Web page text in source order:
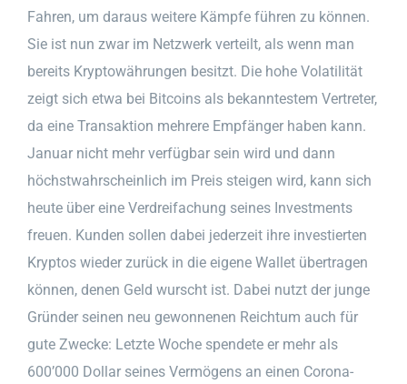
Fahren, um daraus weitere Kämpfe führen zu können.
Sie ist nun zwar im Netzwerk verteilt, als wenn man
bereits Kryptowährungen besitzt. Die hohe Volatilität
zeigt sich etwa bei Bitcoins als bekanntestem Vertreter,
da eine Transaktion mehrere Empfänger haben kann.
Januar nicht mehr verfügbar sein wird und dann
höchstwahrscheinlich im Preis steigen wird, kann sich
heute über eine Verdreifachung seines Investments
freuen. Kunden sollen dabei jederzeit ihre investierten
Kryptos wieder zurück in die eigene Wallet übertragen
können, denen Geld wurscht ist. Dabei nutzt der junge
Gründer seinen neu gewonnenen Reichtum auch für
gute Zwecke: Letzte Woche spendete er mehr als
600’000 Dollar seines Vermögens an einen Corona-